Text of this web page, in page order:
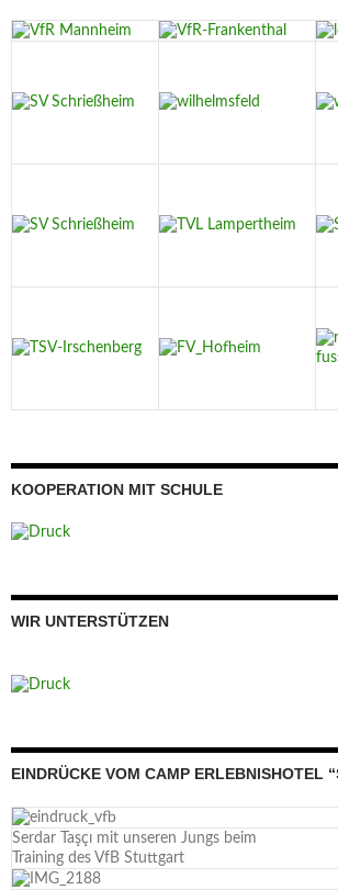
KOOPERATION MIT SCHULE
WIR UNTERSTÜTZEN
EINDRÜCKE VOM CAMP ERLEBNISHOTEL
Serdar Taşçı mit unseren Jungs beim
Training des VfB Stuttgart